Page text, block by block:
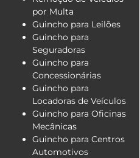
por Multa
Guincho para Leilões
Guincho para
Seguradoras
Guincho para
Concessionárias
Guincho para
Locadoras de Veículos
Guincho para Oficinas
Mecânicas
Guincho para Centros
Automotivos